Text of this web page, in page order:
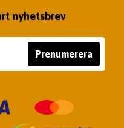
nyhetsbrev
Prenumerera